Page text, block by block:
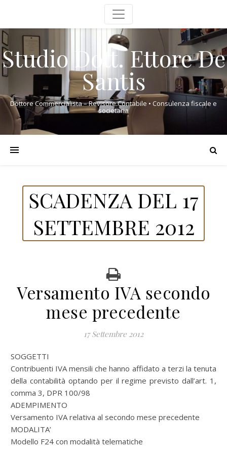
Studio Dott. Ettore De
Santis
Dottore Commercialista – Revisore Contabile • Consulenza fiscale e
societaria
SCADENZA DEL 17
SETTEMBRE 2012
Versamento IVA secondo
mese precedente
17 Settembre 2012
SOGGETTI
Contribuenti IVA mensili che hanno affidato a terzi la tenuta
della contabilità optando per il regime previsto dall’art. 1,
comma 3, DPR 100/98
ADEMPIMENTO
Versamento IVA relativa al secondo mese precedente
MODALITA’
Modello F24 con modalità telematiche